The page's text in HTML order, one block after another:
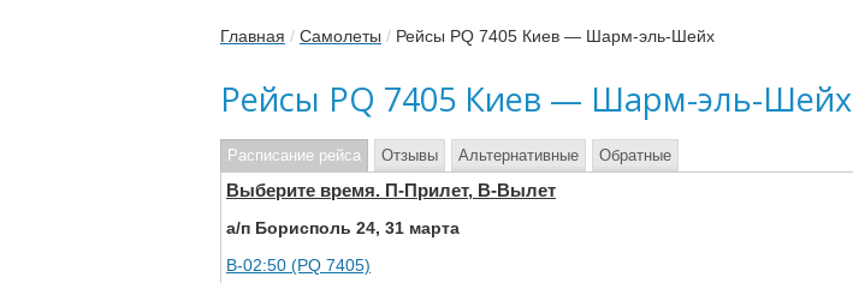
Главная / Самолеты / Рейсы PQ 7405 Киев — Шарм-эль-Шейх
Рейсы PQ 7405 Киев — Шарм-эль-Шейх
Расписание рейса
Выберите время. П-Прилет, В-Вылет
а/п Борисполь 24, 31 марта
В-02:50 (PQ 7405)
Отзывы Альтернативные Обратные